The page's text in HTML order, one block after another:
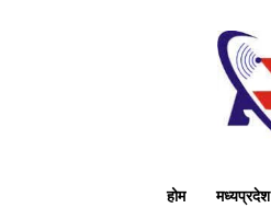
होम मध्यप्रदेश